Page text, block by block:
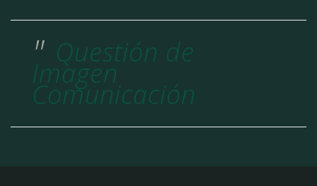
Questión de
Imagen
Comunicación